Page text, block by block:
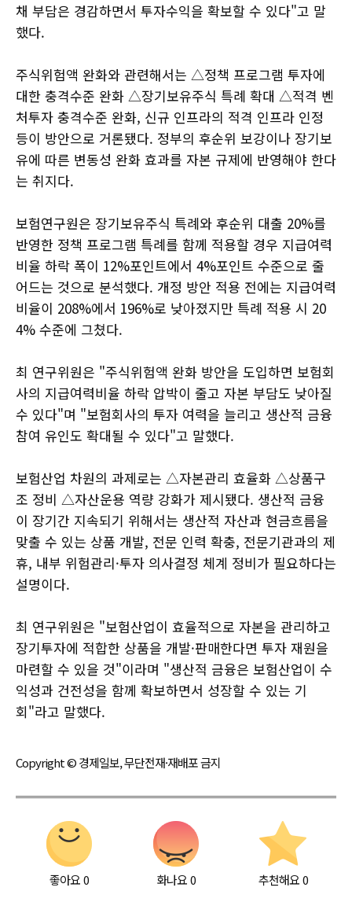
채 부담은 경감하면서 투자수익을 확보할 수 있다"고 말
했다.
주식위험액 완화와 관련해서는 △정책 프로그램 투자에
대한 충격수준 완화 △장기보유주식 특례 확대 △적격 벤
처투자 충격수준 완화, 신규 인프라의 적격 인프라 인정
등이 방안으로 거론됐다. 정부의 후순위 보강이나 장기보
유에 따른 변동성 완화 효과를 자본 규제에 반영해야 한다
는 취지다.
보험연구원은 장기보유주식 특례와 후순위 대출 20%를
반영한 정책 프로그램 특례를 함께 적용할 경우 지급여력
비율 하락 폭이 12%포인트에서 4%포인트 수준으로 줄
어드는 것으로 분석했다. 개정 방안 적용 전에는 지급여력
비율이 208%에서 196%로 낮아졌지만 특례 적용 시 20
4% 수준에 그쳤다.
최 연구위원은 "주식위험액 완화 방안을 도입하면 보험회
사의 지급여력비율 하락 압박이 줄고 자본 부담도 낮아질
수 있다"며 "보험회사의 투자 여력을 늘리고 생산적 금융
참여 유인도 확대될 수 있다"고 말했다.
보험산업 차원의 과제로는 △자본관리 효율화 △상품구
조 정비 △자산운용 역량 강화가 제시됐다. 생산적 금융
이 장기간 지속되기 위해서는 생산적 자산과 현금흐름을
맞출 수 있는 상품 개발, 전문 인력 확충, 전문기관과의 제
휴, 내부 위험관리·투자 의사결정 체계 정비가 필요하다는
설명이다.
최 연구위원은 "보험산업이 효율적으로 자본을 관리하고
장기투자에 적합한 상품을 개발·판매한다면 투자 재원을
마련할 수 있을 것"이라며 "생산적 금융은 보험산업이 수
익성과 건전성을 함께 확보하면서 성장할 수 있는 기
회"라고 말했다.
Copyright © 경제일보, 무단전재·재배포 금지
좋아요0 화나요0 추천해요 0